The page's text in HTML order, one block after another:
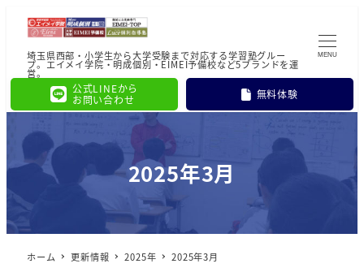
埼玉県西部・小学生から大学受験まで対応する学習塾グルー
プ。エイメイ学院・明成個別・EIMEI予備校など5ブランドを運
営。
公式LINEから
お問い合わせ
無料体験
MENU
2025年3月
ホーム 更新情報 2025年 2025年3月